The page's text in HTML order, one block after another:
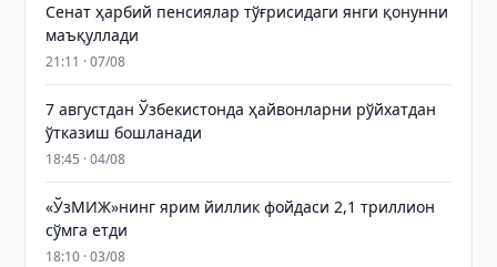
Сенат ҳарбий пенсиялар тўғрисидаги янги қонунни
маъқуллади
21:11 · 07/08
7 августдан Ўзбекистонда ҳайвонларни рўйхатдан
ўтказиш бошланади
18:45 · 04/08
«ЎзМИЖ»нинг ярим йиллик фойдаси 2,1 триллион
сўмга етди
18:10 · 03/08